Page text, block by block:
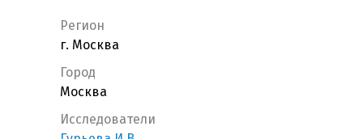
Регион
г. Москва
Город
Москва
Исследователи